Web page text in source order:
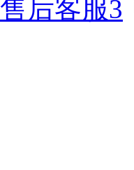
售后客服3